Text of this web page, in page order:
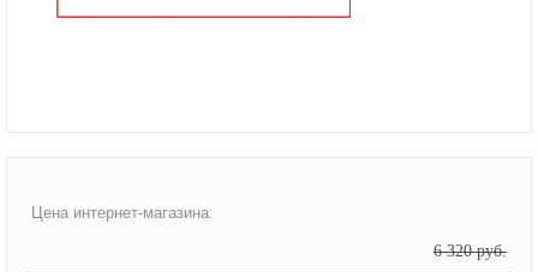
Цена интернет-магазина:
6 320 руб.